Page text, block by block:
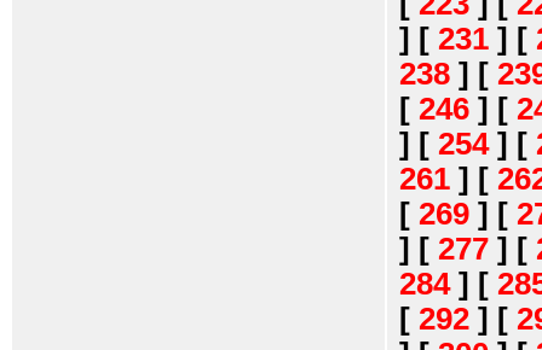
] [ 231 ] [
238 ] [
[ 246 ] [
] [ 254] [
261 ] [
[ 269 ] [
] [ 277 ] [
284] [
[ 292 ] [